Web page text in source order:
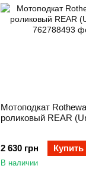
Мотоподкат
роликовый REAR
2 630 грн Купить
В наличии